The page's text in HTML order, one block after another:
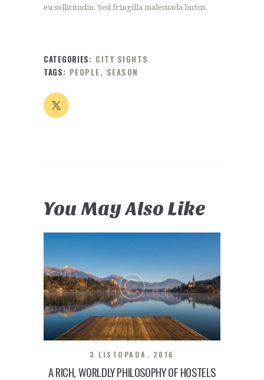
eu sollicitudin. Sed fringilla malesuada luctus.
CATEGORIES: CITY SIGHTS
TAGS: PEOPLE, SEASON
You May Also Like
3 LISTOPADA, 2016
A RICH, WORLDLY PHILOSOPHY OF HOSTELS